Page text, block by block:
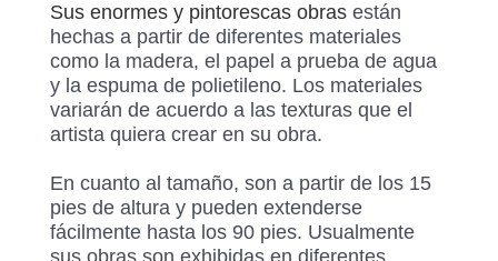
Sus enormes y pintorescasobrasestán
hechas a partir de diferentes materiales
como la madera, el papel a prueba de agua
y la espuma de polietileno. Los materiales
variarán de acuerdo a las texturas que el
artista quiera crear en su obra.
En cuanto al tamaño, son a partir de los 15
pies de altura y pueden extenderse
fácilmente hasta los 90 pies. Usualmente
sus obras son exhibidas en diferentes